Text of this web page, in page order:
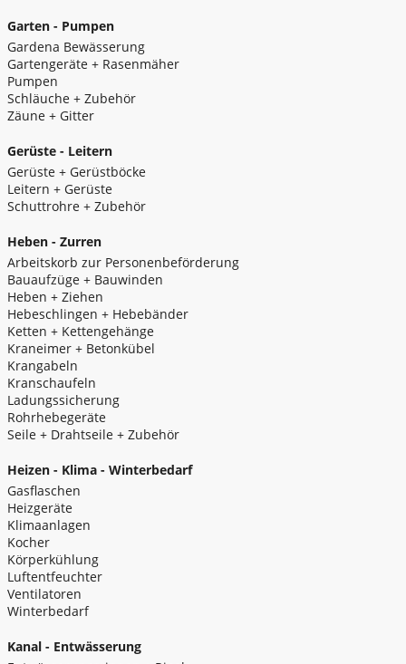
Garten - Pumpen
Gardena Bewässerung
Gartengeräte + Rasenmäher
Pumpen
Schläuche + Zubehör
Zäune + Gitter
Gerüste - Leitern
Gerüste + Gerüstböcke
Leitern + Gerüste
Schuttrohre + Zubehör
Heben - Zurren
Arbeitskorb zur Personenbeförderung
Bauaufzüge + Bauwinden
Heben + Ziehen
Hebeschlingen + Hebebänder
Ketten + Kettengehänge
Kraneimer + Betonkübel
Krangabeln
Kranschaufeln
Ladungssicherung
Rohrhebegeräte
Seile + Drahtseile + Zubehör
Heizen - Klima - Winterbedarf
Gasflaschen
Heizgeräte
Klimaanlagen
Kocher
Körperkühlung
Luftentfeuchter
Ventilatoren
Winterbedarf
Kanal - Entwässerung